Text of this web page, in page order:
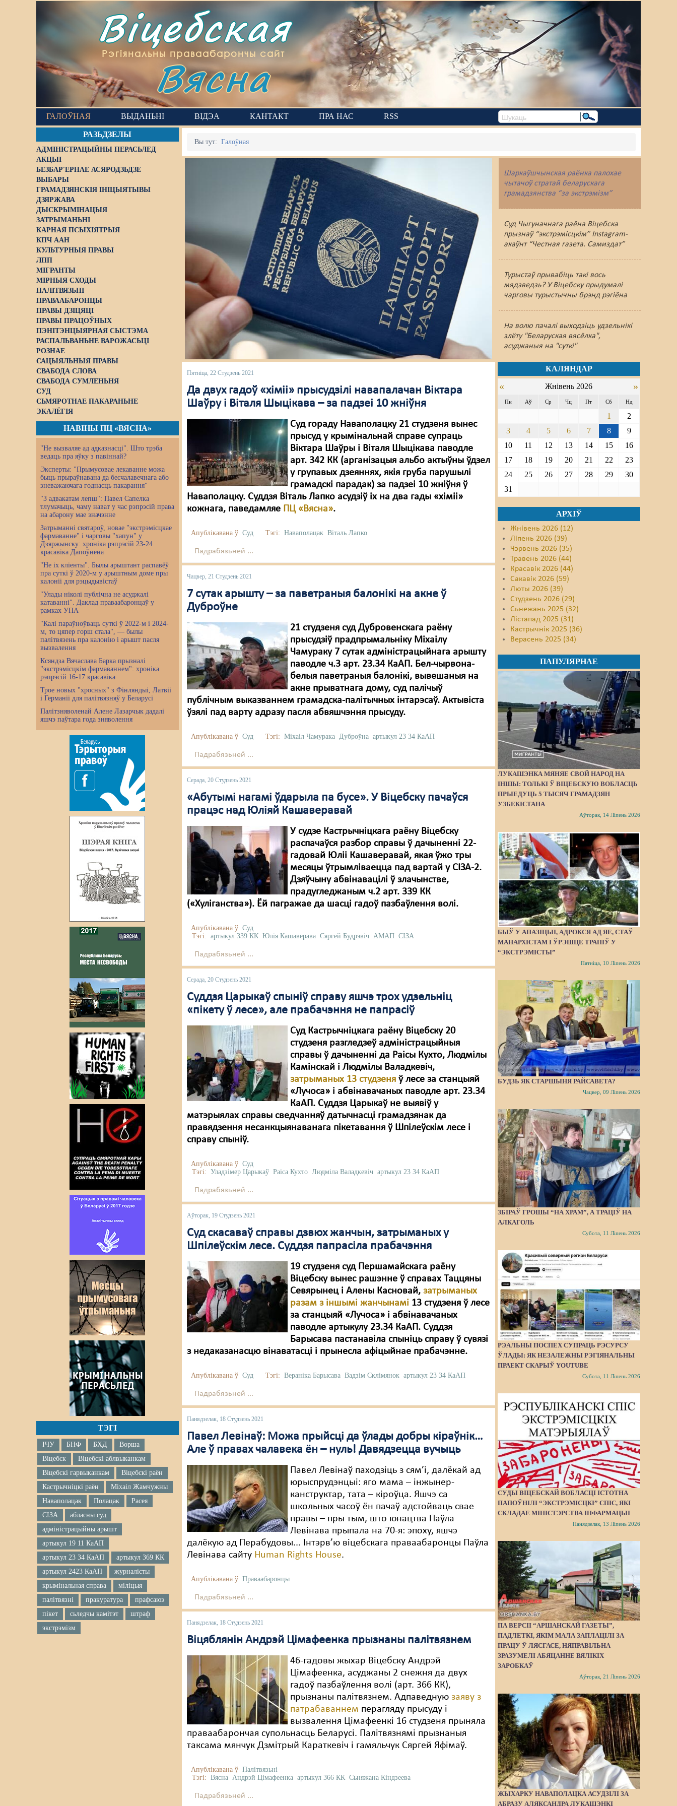
Віцебская
Рэгіянальны праваабарончы сайт
Вясна
ГАЛОЎНАЯ ВЫДАНЬНІ ВІДЭА КАНТАКТ ПРА НАС RSS
РАЗЬДЗЕЛЫ
АДМІНІСТРАЦЫЙНЫ ПЕРАСЬЛЕД
АКЦЫІ
БЕЗБАР'ЕРНАЕ АСЯРОДЗЬДЗЕ
ВЫБАРЫ
ГРАМАДЗЯНСКІЯ ІНІЦЫЯТЫВЫ
ДЗЯРЖАВА
ДЫСКРЫМІНАЦЫЯ
ЗАТРЫМАНЬНІ
КАРНАЯ ПСЫХІЯТРЫЯ
КПЧ ААН
КУЛЬТУРНЫЯ ПРАВЫ
ЛПП
МІГРАНТЫ
МІРНЫЯ СХОДЫ
ПАЛІТВЯЗЬНІ
ПРАВААБАРОНЦЫ
ПРАВЫ ДЗІЦЯЦІ
ПРАВЫ ПРАЦОЎНЫХ
ПЭНІТЭНЦЫЯРНАЯ СЫСТЭМА
РАСПАЛЬВАНЬНЕ ВАРОЖАСЬЦІ
РОЗНАЕ
САЦЫЯЛЬНЫЯ ПРАВЫ
СВАБОДА СЛОВА
СВАБОДА СУМЛЕНЬНЯ
СУД
СЬМЯРОТНАЕ ПАКАРАНЬНЕ
ЭКАЛЁГІЯ
НАВІНЫ ПЦ «ВЯСНА»
"Не вызваляе ад адказнасці". Што трэба
ведаць пра яўку з павіннай?
Эксперты: "Прымусовае лекаванне можа
быць прыраўнавана да бесчалавечнага або
зневажаючага годнасць пакарання"
"З адвакатам лепш": Павел Сапелка
тлумачыць, чаму нават у час рэпрэсій права
на абарону мае значэнне
Затрыманні святароў, новае "экстрэмісцкае
фармаванне" і чарговы "хапун" у
Дзяржынску: хроніка рэпрэсій 23-24
красавіка Дапоўнена
"Не іх кліенты". Былы арыштант распавёў
пра суткі ў 2020-м у арыштным доме пры
калоніі для рэцыдывістаў
"Улады ніколі публічна не асуджалі
катаванні". Даклад праваабаронцаў у
рамках УПА
"Калі параўноўваць суткі ў 2022-м і 2024-
м, то цяпер горш стала", — былы
палітвязень пра калонію і арышт пасля
вызвалення
Ксяндза Вячаслава Барка прызналі
"экстрэмісцкім фармаваннем": хроніка
рэпрэсій 16-17 красавіка
Трое новых "хросных" з Фінляндыі, Латвіі
і Германіі для палітвязняў у Беларусі
Палітзняволенай Алене Лазарчык дадалі
яшчэ паўтара года зняволення
ТЭГІ
ІЧУ БНФ БХД
Ворша
Віцебск
Віцебскі аблвыканкам
Віцебскі гарвыканкам
Віцебскі раён
Кастрычніцкі раён
Міхаіл Жамчужны
Наваполацак
Полацак
Расея
СІЗА
абласны суд
адміністрацыйны арышт
артыкул 19 11 КаАП
артыкул 23 34 КаАП
артыкул 369 КК
артыкул 2423 КаАП
журналісты
крымінальная справа
міліцыя
палітвязні
пракуратура
прафсаюз
пікет
сьледчы камітэт
штраф
экстрэмізм
Вы тут:Галоўная
Шаркаўшчынская раёнка палохае
чытачоў стратай беларускага
грамадзянства “за экстрэмізм”
Суд Чыгуначнага раёна Віцебска
прызнаў “экстрэмісцкім” Instagram-
акаўнт “Честная газета. Самиздат”
Турыстаў прывабіць такі вось
мядзведзь? У Віцебску прыдумалі
чарговы турыстычны брэнд рэгіёна
На волю пачалі выходзіць удзельнікі
злёту "Беларуская вясёлка",
асуджаныя на "суткі"
Пятніца, 22 Студзень 2021
Да двух гадоў «хіміі» прысудзілі навапалачан Віктара
Шаўру і Віталя Шыцікава – за падзеі 10 жніўня
Суд гораду Наваполацку 21 студзеня вынес
прысуд у крымінальнай справе супраць
Віктара Шаўры і Віталя Шыцікава паводле
арт. 342 КК (арганізацыя альбо актыўны ўдзел
у групавых дзеяннях, якія груба парушылі
грамадскі парадак) за падзеі 10 жніўня ў
Наваполацку. Суддзя Віталь Лапко асудзіў іх на два гады «хіміі»
кожнага, паведамляе ПЦ «Вясна».
Апублікавана ў Суд Тэгі: Наваполацак Віталь Лапко
Падрабязьней ...
Чацвер, 21 Студзень 2021
7 сутак арышту – за паветраныя балонікі на акне ў
Дуброўне
21 студзеня суд Дубровенскага раёну
прысудзіў прадпрымальніку Міхаілу
Чамураку 7 сутак адміністрацыйнага арышту
паводле ч.3 арт. 23.34 КаАП. Бел-чырвона-
белыя паветраныя балонікі, вывешаныя на
акне прыватнага дому, суд палічыў
публічным выказваннем грамадска-палітычных інтарэсаў. Актывіста
ўзялі пад варту адразу пасля абвяшчэння прысуду.
Апублікавана ў Суд Тэгі: Міхаіл Чамурака Дуброўна артыкул 23 34 КаАП
Падрабязьней ...
Серада, 20 Студзень 2021
«Абутымі нагамі ўдарыла па бусе». У Віцебску пачаўся
працэс над Юліяй Кашаверавай
У судзе Кастрычніцкага раёну Віцебску
распачаўся разбор справы ў дачыненні 22-
гадовай Юліі Кашаверавай, якая ўжо тры
месяцы ўтрымліваецца пад вартай у СІЗА-2.
Дзяўчыну абвінавацілі ў злачынстве,
прадугледжаным ч.2 арт. 339 КК
(«Хуліганства»). Ёй пагражае да шасці гадоў пазбаўлення волі.
Апублікавана ў Суд
Тэгі:
артыкул 339 КК Юлія Кашаверава Сяргей Будрэвіч АМАП СІЗА
Падрабязьней ...
Серада, 20 Студзень 2021
Суддзя Царыкаў спыніў справу яшчэ трох удзельніц
«пікету ў лесе», але прабачэння не папрасіў
Суд Кастрычніцкага раёну Віцебску 20
студзеня разгледзеў адміністрацыйныя
справы ў дачыненні да Раісы Кухто, Людмілы
Камінскай і Людмілы Валадкевіч,
затрыманых 13 студзеня ў лесе за станцыяй
«Лучоса» і абвінавачаных паводле арт. 23.34
КаАП. Суддзя Царыкаў не выявіў у
матэрыялах справы сведчанняў датычнасці грамадзянак да
правядзення несанкцыянаванага пікетавання ў Шпілеўскім лесе і
справу спыніў.
Апублікавана ў Суд
Тэгі:
Уладзімер Царыкаў Раіса Кухто Людміла Валадкевіч артыкул 23 34 КаАП
Падрабязьней ...
Аўторак, 19 Студзень 2021
Суд скасаваў справы дзвюх жанчын, затрыманых у
Шпілеўскім лесе. Суддзя папрасіла прабачэння
19 студзеня суд Першамайскага раёну
Віцебску вынес рашэнне ў справах Таццяны
Севярынец і Алены Касновай,затрыманых
разам з іншымі жанчынамі 13 студзеня ў лесе
за станцыяй «Лучоса» і абвінавачаных
паводле артыкулу 23.34 КаАП. Суддзя
Барысава пастанавіла спыніць справу ў сувязі
з недаказанасцю вінаватасці і прынесла афіцыйнае прабачэнне.
Апублікавана ў Суд Тэгі: Вераніка Барысава Вадзім Склімянок артыкул 23 34 КаАП
Падрабязьней ...
Панядзелак, 18 Студзень 2021
Павел Левінаў: Можа прыйсці да ўлады добры кіраўнік…
Але ў правах чалавека ён – нуль! Давядзецца вучыць
Павел Левінаў паходзіць з сям’і, далёкай ад
юрыспрудэнцыі: яго мама – інжынер-
канструктар, тата – кіроўца. Яшчэ са
школьных часоў ён пачаў адстойваць свае
правы – пры тым, што юнацтва Паўла
Левінава прыпала на 70-я: эпоху, яшчэ
далёкую ад Перабудовы... Інтэрв’ю віцебскага праваабаронцы Паўла
Левінава сайту Human Rights House.
Апублікавана ў Праваабаронцы
Падрабязьней ...
Панядзелак, 18 Студзень 2021
Віцяблянін Андрэй Цімафеенка прызнаны палітвязнем
46-гадовы жыхар Віцебску Андрэй
Цімафеенка, асуджаны 2 снежня да двух
гадоў пазбаўлення волі (арт. 366 КК),
прызнаны палітвязнем. Адпаведнуюзаяву з
патрабаваннем перагляду прысуду і
вызвалення Цімафеенкі 16 студзеня прыняла
праваабарончая супольнасць Беларусі. Палітвязнямі прызнаныя
таксама мянчук Дзмітрый Караткевіч і гамяльчук Сяргей Яфімаў.
Апублікавана ў Палітвязьні
Тэгі:
Вясна Андрэй Цімафеенка артыкул 366 КК Сьняжана Кіндзеева
Падрабязьней ...
КАЛЯНДАР
« Жнівень 2026 »
Пн Аў Ср Чц Пт Сб Нд
1
2
3
4 5 6 7 8
9
10
11 12 13 14 15
16
17
18 19 20 21 22
23
24
25 26 27 28 29
30
31
АРХІЎ
Жнівень 2026 (12)
Ліпень 2026 (39)
Чэрвень 2026 (35)
Травень 2026 (44)
Красавік 2026 (44)
Сакавік 2026 (59)
Люты 2026 (39)
Студзень 2026 (29)
Сьнежань 2025 (32)
Лістапад 2025 (31)
Кастрычнік 2025 (36)
Верасень 2025 (34)
ПАПУЛЯРНАЕ
ЛУКАШЭНКА МЯНЯЕ СВОЙ НАРОД НА
ІНШЫ: ТОЛЬКІ Ў ВІЦЕБСКУЮ ВОБЛАСЦЬ
ПРЫЕДУЦЬ 5 ТЫСЯЧ ГРАМАДЗЯН
УЗБЕКІСТАНА
Аўторак, 14 Ліпень 2026
БЫЎ У АПАЗІЦЫІ, АДРОКСЯ АД ЯЕ, СТАЎ
МАНАРХІСТАМ І ЎРЭШЦЕ ТРАПІЎ У
“ЭКСТРЭМІСТЫ”
Пятніца, 10 Ліпень 2026
БУДЗЬ ЯК СТАРШЫНЯ РАЙСАВЕТА?
Чацвер, 09 Ліпень 2026
ЗБІРАЎ ГРОШЫ “НА ХРАМ”, А ТРАЦІЎ НА
АЛКАГОЛЬ
Субота, 11 Ліпень 2026
РЭАЛЬНЫ ПОСПЕХ СУПРАЦЬ РЭСУРСУ
ЎЛАДЫ: ЯК НЕЗАЛЕЖНЫ РЭГІЯНАЛЬНЫ
ПРАЕКТ СКАРЫЎ YOUTUBE
Субота, 11 Ліпень 2026
СУДЫ ВІЦЕБСКАЙ ВОБЛАСЦІ ІСТОТНА
ПАПОЎНІЛІ “ЭКСТРЭМІСЦКІ” СПІС, ЯКІ
СКЛАДАЕ МІНІСТЭРСТВА ІНФАРМАЦЫІ
Панядзелак, 13 Ліпень 2026
ПА ВЕРСІІ “АРШАНСКАЙ ГАЗЕТЫ”,
ПАДЛЕТКІ, ЯКІМ МАЛА ЗАПЛАЦІЛІ ЗА
ПРАЦУ Ў ЛЯСГАСЕ, НЯПРАВІЛЬНА
ЗРАЗУМЕЛІ АБЯЦАННЕ ВЯЛІКІХ
ЗАРОБКАЎ
Аўторак, 21 Ліпень 2026
ЖЫХАРКУ НАВАПОЛАЦКА АСУДЗІЛІ ЗА
АБРАЗУ АЛЯКСАНДРА ЛУКАШЭНКІ